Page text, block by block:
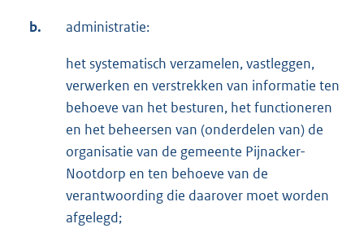
b. administratie:
het systematisch verzamelen, vastleggen,
verwerken en verstrekken van informatie ten
behoeve van het besturen, het functioneren
en het beheersen van (onderdelen van) de
organisatie van de gemeente Pijnacker-
Nootdorp en ten behoeve van de
verantwoording die daarover moet worden
afgelegd;